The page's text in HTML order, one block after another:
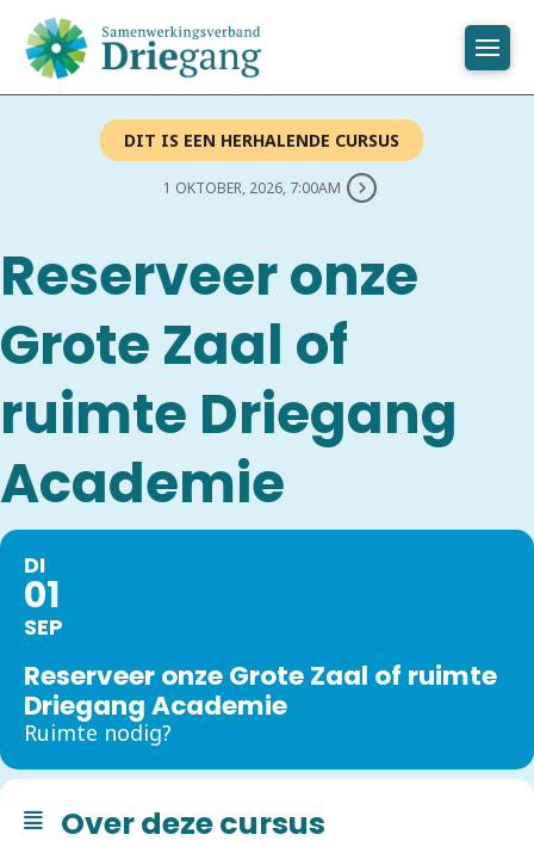
DIT IS EEN HERHALENDE CURSUS
1 OKTOBER, 2026, 7:00AM
Reserveer onze
Grote Zaal of
ruimte Driegang
Academie
DI
01
SEP
Reserveer onze Grote Zaal of ruimte
Driegang Academie
Ruimte nodig?
Over deze cursus